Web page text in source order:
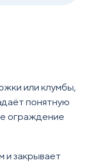
или клумбы,
понятную
ограждение
и закрывает